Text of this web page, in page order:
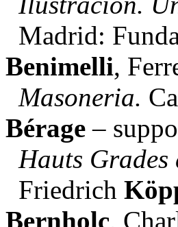
Madrid:
Benimelli,
Masoneria.
Bérage–
Hauts
Friedrich
Bernholc,